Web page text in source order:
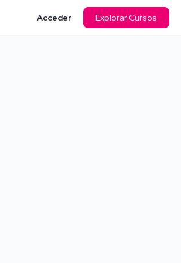
Acceder Explorar Cursos